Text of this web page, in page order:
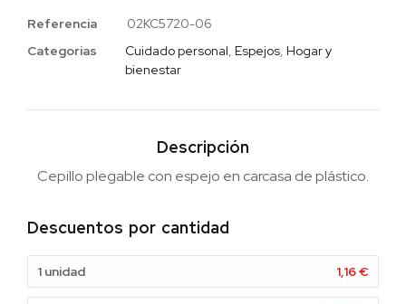
Referencia
02KC5720-06
Categorias
Cuidado personal, Espejos, Hogar y
bienestar
Descripción
Cepillo plegable con espejo en carcasa de plástico.
Descuentos por cantidad
1 unidad 1,16€